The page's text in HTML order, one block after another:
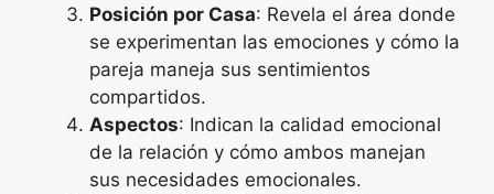
Posición por Casa: Revela el área donde
se experimentan las emociones y cómo la
pareja maneja sus sentimientos
compartidos.
Aspectos: Indican la calidad emocional
de la relación y cómo ambos manejan
sus necesidades emocionales.